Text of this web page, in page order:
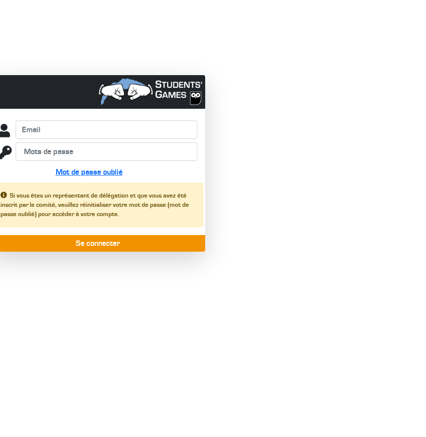
Mot de passe oublié
Si vous êtes un représentant de délégation et que vous avez été
inscrit par le comité, veuillez réinitialiser votre mot de passe (mot de
passe oublié) pour accéder à votre compte.
Se connecter